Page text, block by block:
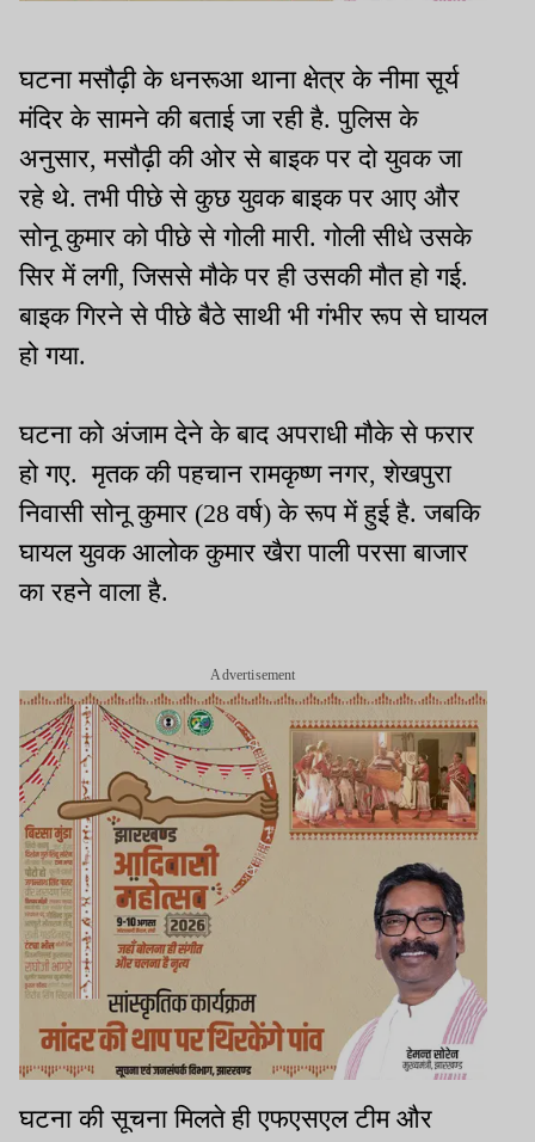
घटना मसौढ़ी के धनरूआ थाना क्षेत्र के नीमा सूर्य
मंदिर के सामने की बताई जा रही है. पुलिस के
अनुसार, मसौढ़ी की ओर से बाइक पर दो युवक जा
रहे थे. तभी पीछे से कुछ युवक बाइक पर आए और
सोनू कुमार को पीछे से गोली मारी. गोली सीधे उसके
सिर में लगी, जिससे मौके पर ही उसकी मौत हो गई.
बाइक गिरने से पीछे बैठे साथी भी गंभीर रूप से घायल
हो गया.
घटना को अंजाम देने के बाद अपराधी मौके से फरार
हो गए. मृतक की पहचान रामकृष्ण नगर, शेखपुरा
निवासी सोनू कुमार (28 वर्ष) के रूप में हुई है. जबकि
घायल युवक आलोक कुमार खैरा पाली परसा बाजार
का रहने वाला है.
Advertisement
घटना की सूचना मिलते ही एफएसएल टीम और